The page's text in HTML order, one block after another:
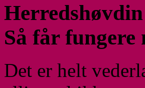
Så får
Det er helt